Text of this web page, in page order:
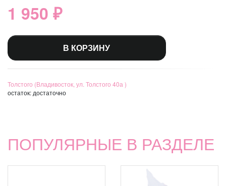
1 950 ₽
В КОРЗИНУ
Толстого (Владивосток, ул. Толстого 40а )
остаток: достаточно
ПОПУЛЯРНЫЕ В РАЗДЕЛЕ